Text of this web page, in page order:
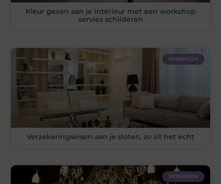
Kleur geven aan je interieur met een workshop
servies schilderen
WONINGEN
Verzekeringseisen aan je sloten, zo zit het echt
WONINGEN